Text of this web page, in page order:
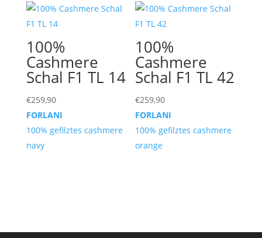
100%
Cashmere
Schal F1 TL 14
€259,90
FORLANI
100% gefilztes cashmere
navy
100%
Cashmere
Schal F1 TL 42
€259,90
FORLANI
100% gefilztes cashmere
orange